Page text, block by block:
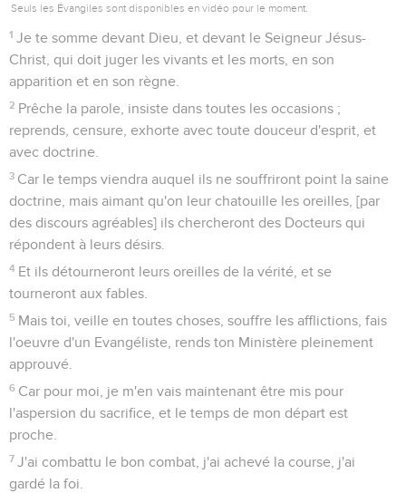
Seuls les Évangiles sont disponibles en vidéo pour le moment.
1 Je te somme devant Dieu, et devant le Seigneur Jésus-
Christ, qui doit juger les vivants et les morts, en son
apparition et en son règne.
2 Prêche la parole, insiste dans toutes les occasions ;
reprends, censure, exhorte avec toute douceur d'esprit, et
avec doctrine.
3 Car le temps viendra auquel ils ne souffriront point la saine
doctrine, mais aimant qu'on leur chatouille les oreilles, [par
des discours agréables] ils chercheront des Docteurs qui
répondent à leurs désirs.
4 Et ils détourneront leurs oreilles de la vérité, et se
tourneront aux fables.
5 Mais toi, veille en toutes choses, souffre les afflictions, fais
l'oeuvre d'un Evangéliste, rends ton Ministère pleinement
approuvé.
6 Car pour moi, je m'en vais maintenant être mis pour
l'aspersion du sacrifice, et le temps de mon départ est
proche.
7 J'ai combattu le bon combat, j'ai achevé la course, j'ai
gardé la foi.